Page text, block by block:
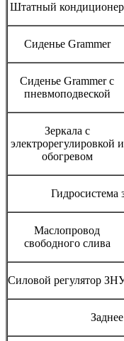
Штатный кондиционер
Сиденье Grammer
Сиденье Grammer с
пневмоподвеской
Зеркала с
электрорегулировкой и
обогревом
Гидросистема
Маслопровод
свободного слива
Силовой регулятор